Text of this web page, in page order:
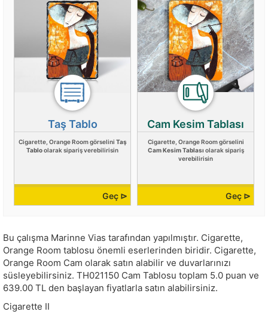
Taş Tablo
Cigarette, Orange Room görselini Taş
Tabloolarak sipariş verebilirisin
Geç ⊳
Cam Kesim Tablası
Cigarette, Orange Room görselini
Cam Kesim Tablası olarak sipariş
verebilirisin
Geç ⊳
Bu çalışma Marinne Vias tarafından yapılmıştır. Cigarette,
Orange Room tablosu önemli eserlerinden biridir. Cigarette,
Orange Room Cam olarak satın alabilir ve duvarlarınızı
süsleyebilirsiniz. TH021150 Cam Tablosu toplam 5.0 puan ve
639.00 TL den başlayan fiyatlarla satın alabilirsiniz.
Cigarette II